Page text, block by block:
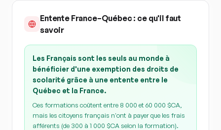
Entente France–Québec : ce qu'il faut
savoir
Les Français sont les seuls au monde à
bénéficier d'une exemption des droits de
scolarité grâce à une entente entre le
Québec et la France.
Ces formations coûtent entre 8 000 et 60 000 $CA,
mais les citoyens français n'ont à payer que les frais
afférents (de 300 à 1 000 $CA selon la formation).